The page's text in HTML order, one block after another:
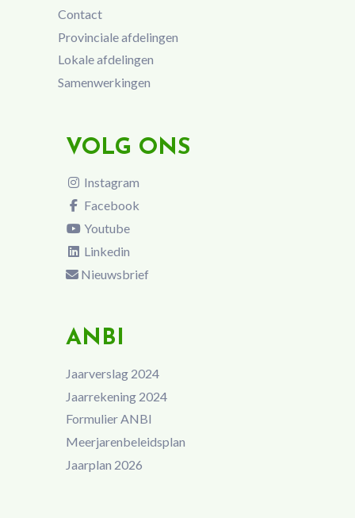
Contact
Provinciale afdelingen
Lokale afdelingen
Samenwerkingen
VOLG ONS
Instagram
Facebook
Youtube
Linkedin
Nieuwsbrief
ANBI
Jaarverslag 2024
Jaarrekening 2024
Formulier ANBI
Meerjarenbeleidsplan
Jaarplan 2026